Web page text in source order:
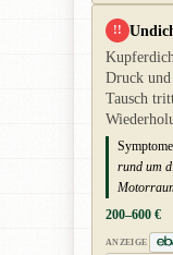
!!
Druck
Tausch
rund um
200–600 €
ANZEIGE